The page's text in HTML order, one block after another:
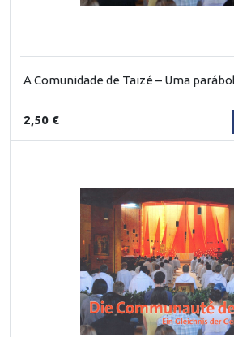
A Comunidade de Taizé – Uma
2,50 €